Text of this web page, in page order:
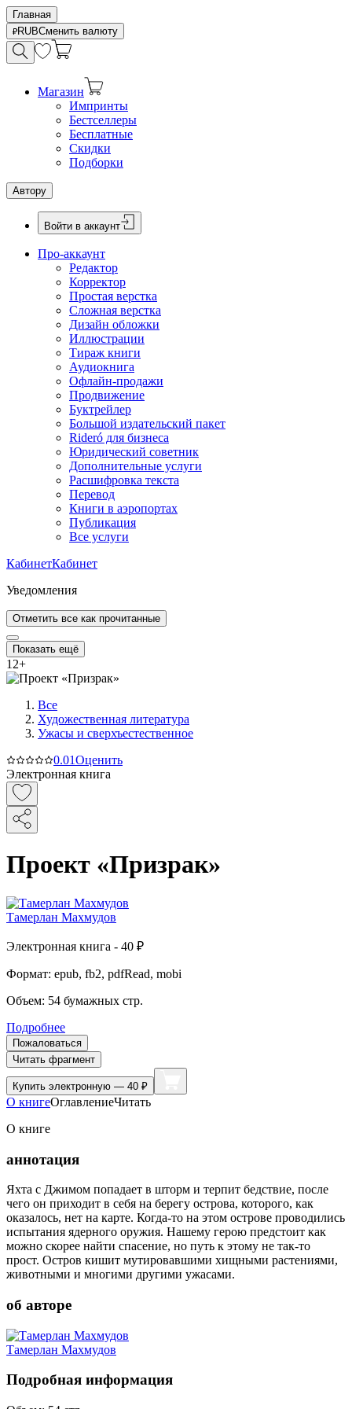
Главная
RUBСменить валюту
Магазин
Импринты
Бестселлеры
Бесплатные
Скидки
Подборки
Автору
Войти в аккаунт
Про-аккаунт
Редактор
Корректор
Простая верстка
Сложная верстка
Дизайн обложки
Иллюстрации
Тираж книги
Аудиокнига
Офлайн-продажи
Продвижение
Буктрейлер
Большой издательский пакет
Rideró для бизнеса
Юридический советник
Дополнительные услуги
Расшифровка текста
Перевод
Книги в аэропортах
Публикация
Все услуги
КабинетКабинет
Уведомления
Отметить все как прочитанные
Показать ещё
12+
Все
Художественная литература
Ужасы и сверхъестественное
0.01Оценить
Электронная книга
Проект «Призрак»
Тамерлан Махмудов
Электронная книга - 40 ₽
Формат: epub, fb2, pdfRead, mobi
Объем: 54 бумажных стр.
Подробнее
Пожаловаться
Читать фрагмент
Купить электронную — 40 ₽
О книгеОглавлениеЧитать
О книге
аннотация
Яхта с Джимом попадает в шторм и терпит бедствие, после
чего он приходит в себя на берегу острова, которого, как
оказалось, нет на карте. Когда-то на этом острове проводились
испытания ядерного оружия. Нашему герою предстоит как
можно скорее найти спасение, но путь к этому не так-то
прост. Остров кишит мутировавшими хищными растениями,
животными и многими другими ужасами.
об авторе
Тамерлан Махмудов
Подробная информация